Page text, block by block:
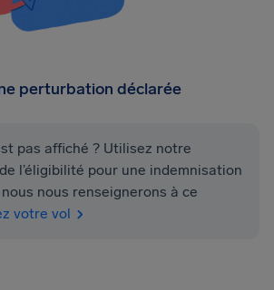
perturbation déclarée
pas affiché ? Utilisez notre
l’éligibilité pour une indemnisation
nous renseignerons à ce
votre vol